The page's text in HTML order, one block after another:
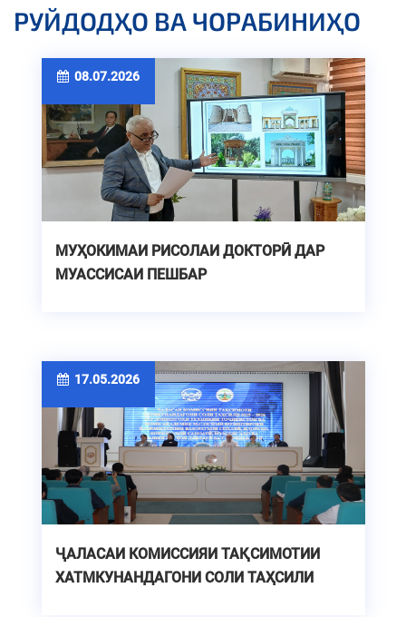
РУЙДОДҲО ВА ЧОРАБИНИҲО
08.07.2026
МУҲОКИМАИ РИСОЛАИ ДОКТОРӢ ДАР
МУАССИСАИ ПЕШБАР
17.05.2026
ҶАЛАСАИ КОМИССИЯИ ТАҚСИМОТИИ
ХАТМКУНАНДАГОНИ СОЛИ ТАҲСИЛИ